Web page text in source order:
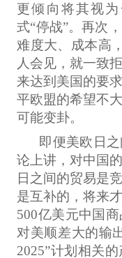
更倾向将其视
式“停战”。再次
难度大、成本高
人会见，就一致
来达到美国的要
平欧盟的希望不
可能变卦。
即便美欧日
论上讲，对中国
日之间的贸易是
是互补的，将来
500亿美元中国
对美顺差大的输
2025”计划相关